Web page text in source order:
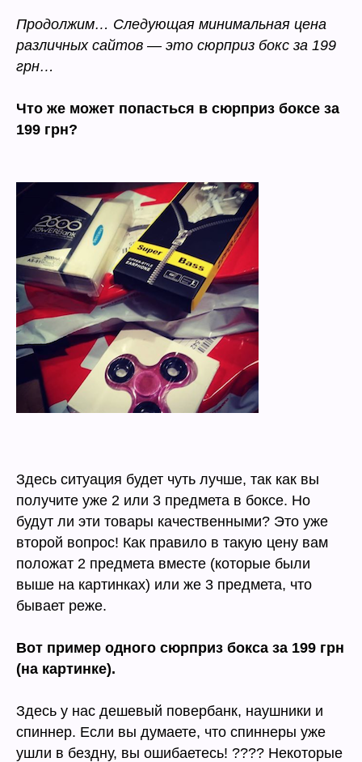
Продолжим… Следующая минимальная цена
различных сайтов — это сюрприз бокс за 199
грн…
Что же может попасться в сюрприз боксе за
199 грн?
Здесь ситуация будет чуть лучше, так как вы
получите уже 2 или 3 предмета в боксе. Но
будут ли эти товары качественными? Это уже
второй вопрос! Как правило в такую цену вам
положат 2 предмета вместе (которые были
выше на картинках) или же 3 предмета, что
бывает реже.
Вот пример одного сюрприз бокса за 199 грн
(на картинке).
Здесь у нас дешевый повербанк, наушники и
спиннер. Если вы думаете, что спиннеры уже
ушли в бездну, вы ошибаетесь! ???? Некоторые